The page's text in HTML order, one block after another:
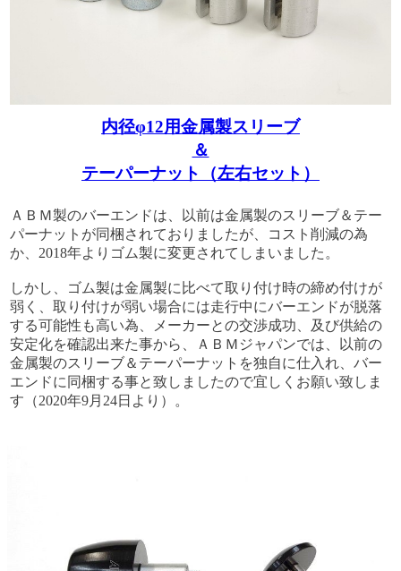
内径φ12用金属製スリーブ
＆
テーパーナット（左右セット）
ＡＢＭ製のバーエンドは、以前は金属製のスリーブ＆テー
パーナットが同梱されておりましたが、コスト削減の為
か、2018年よりゴム製に変更されてしまいました。
しかし、ゴム製は金属製に比べて取り付け時の締め付けが
弱く、取り付けが弱い場合には走行中にバーエンドが脱落
する可能性も高い為、メーカーとの交渉成功、及び供給の
安定化を確認出来た事から、ＡＢＭジャパンでは、以前の
金属製のスリーブ＆テーパーナットを独自に仕入れ、バー
エンドに同梱する事と致しましたので宜しくお願い致しま
す（2020年9月24日より）。